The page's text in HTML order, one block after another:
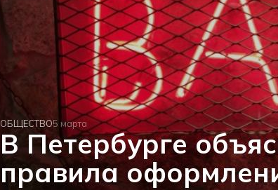
ОБЩЕСТВО5 марта
В Петербурге
правила